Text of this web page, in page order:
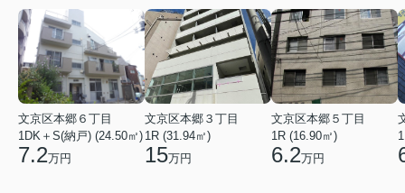
文京区本郷６丁目
1DK＋S(納戸) (24.50㎡)
7.2万円
文京区本郷３丁目
1R (31.94㎡)
15万円
文京区本郷５丁目
1R (16.90㎡)
6.2万円